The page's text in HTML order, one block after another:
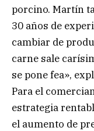
porcino. Martín
30 años de
cambiar de
carne sale
se pone fea»,
Para el
estrategia
el aumento de